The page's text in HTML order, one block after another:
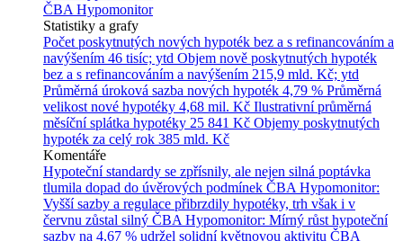
ČBA Hypomonitor
Statistiky a grafy
Počet poskytnutých nových hypoték bez a s refinancováním a
navýšením 46 tisíc; ytd Objem nově poskytnutých hypoték
bez a s refinancováním a navýšením 215,9 mld. Kč; ytd
Průměrná úroková sazba nových hypoték 4,79 % Průměrná
velikost nové hypotéky 4,68 mil. Kč Ilustrativní průměrná
měsíční splátka hypotéky 25 841 Kč Objemy poskytnutých
hypoték za celý rok 385 mld. Kč
Komentáře
Hypoteční standardy se zpřísnily, ale nejen silná poptávka
tlumila dopad do úvěrových podmínek ČBA Hypomonitor:
Vyšší sazby a regulace přibrzdily hypotéky, trh však i v
červnu zůstal silný ČBA Hypomonitor: Mírný růst hypoteční
sazby na 4,67 % udržel solidní květnovou aktivitu ČBA